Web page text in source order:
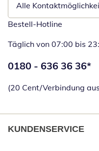
Alle
Bestell-Hotline
Täglich von 07:00 bis
Telefonnummer:
0180 - 636 36 36*
(20 Cent/Verbindung
KUNDENSERVICE